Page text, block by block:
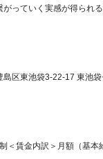
がっていく実感が得られ
区東池袋3-22-17 東池袋
＜賃金内訳＞月額（基本